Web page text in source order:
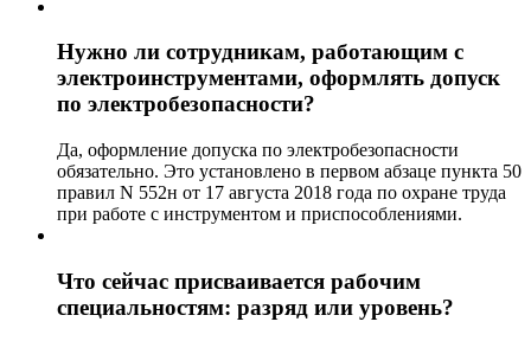
Нужно ли сотрудникам, работающим с
электроинструментами, оформлять допуск
по электробезопасности?
Да, оформление допуска по электробезопасности
обязательно. Это установлено в первом абзаце пункта 50
правил N 552н от 17 августа 2018 года по охране труда
при работе с инструментом и приспособлениями.
Что сейчас присваивается рабочим
специальностям: разряд или уровень?